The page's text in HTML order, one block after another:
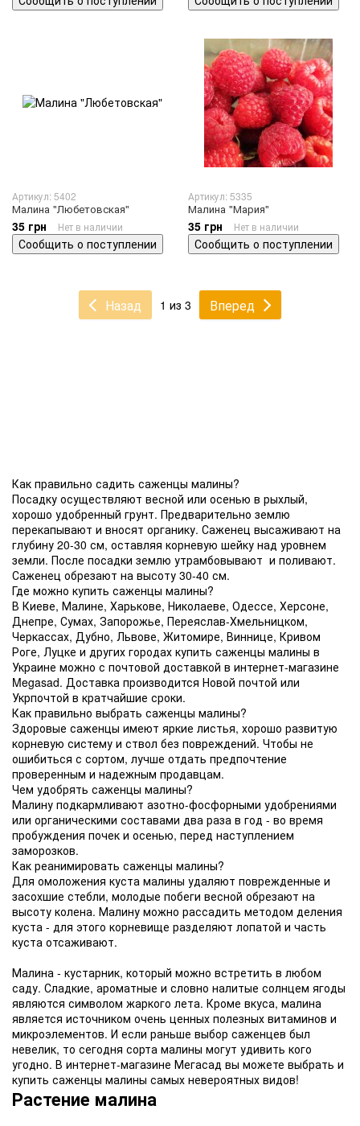
Артикул: 5402
Малина "Любетовская"
35 грн Нет в наличии
Сообщить о поступлении
Артикул: 5335
Малина "Мария"
35 грн Нет в наличии
Сообщить о поступлении
Назад 1 из 3 Вперед
Как правильно садить саженцы малины?
Посадку осуществляют весной или осенью в рыхлый,
хорошо удобренный грунт. Предварительно землю
перекапывают и вносят органику. Саженец высаживают на
глубину 20-30 см, оставляя корневую шейку над уровнем
земли. После посадки землю утрамбовывают и поливают.
Саженец обрезают на высоту 30-40 см.
Где можно купить саженцы малины?
В Киеве, Малине, Харькове, Николаеве, Одессе, Херсоне,
Днепре, Сумах, Запорожье, Переяслав-Хмельницком,
Черкассах, Дубно, Львове, Житомире, Виннице, Кривом
Роге, Луцке и других городах купить саженцы малины в
Украине можно с почтовой доставкой в интернет-магазине
Megasad. Доставка производится Новой почтой или
Укрпочтой в кратчайшие сроки.
Как правильно выбрать саженцы малины?
Здоровые саженцы имеют яркие листья, хорошо развитую
корневую систему и ствол без повреждений. Чтобы не
ошибиться с сортом, лучше отдать предпочтение
проверенным и надежным продавцам.
Чем удобрять саженцы малины?
Малину подкармливают азотно-фосфорными удобрениями
или органическими составами два раза в год - во время
пробуждения почек и осенью, перед наступлением
заморозков.
Как реанимировать саженцы малины?
Для омоложения куста малины удаляют поврежденные и
засохшие стебли, молодые побеги весной обрезают на
высоту колена. Малину можно рассадить методом деления
куста - для этого корневище разделяют лопатой и часть
куста отсаживают.
Малина - кустарник, который можно встретить в любом
саду. Сладкие, ароматные и словно налитые солнцем ягоды
являются символом жаркого лета. Кроме вкуса, малина
является источником очень ценных полезных витаминов и
микроэлементов. И если раньше выбор саженцев был
невелик, то сегодня сорта малины могут удивить кого
угодно. В интернет-магазине Мегасад вы можете выбрать и
купить саженцы малины самых невероятных видов!
Растение малина